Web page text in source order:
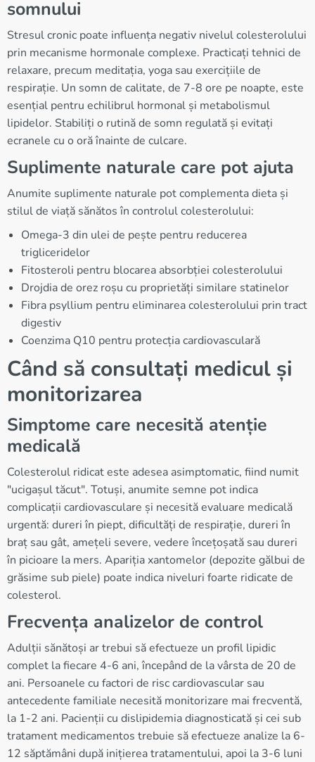
somnului
Stresul cronic poate influența negativ nivelul colesterolului
prin mecanisme hormonale complexe. Practicați tehnici de
relaxare, precum meditația, yoga sau exercițiile de
respirație. Un somn de calitate, de 7-8 ore pe noapte, este
esențial pentru echilibrul hormonal și metabolismul
lipidelor. Stabiliți o rutină de somn regulată și evitați
ecranele cu o oră înainte de culcare.
Suplimente naturale care pot ajuta
Anumite suplimente naturale pot complementa dieta și
stilul de viață sănătos în controlul colesterolului:
Omega-3 din ulei de pește pentru reducerea
trigliceridelor
Fitosteroli pentru blocarea absorbției colesterolului
Drojdia de orez roșu cu proprietăți similare statinelor
Fibra psyllium pentru eliminarea colesterolului prin tract
digestiv
Coenzima Q10 pentru protecția cardiovasculară
Când să consultați medicul și
monitorizarea
Simptome care necesită atenție
medicală
Colesterolul ridicat este adesea asimptomatic, fiind numit
"ucigașul tăcut". Totuși, anumite semne pot indica
complicații cardiovasculare și necesită evaluare medicală
urgentă: dureri în piept, dificultăți de respirație, dureri în
braț sau gât, amețeli severe, vedere încețoșată sau dureri
în picioare la mers. Apariția xantomelor (depozite gălbui de
grăsime sub piele) poate indica niveluri foarte ridicate de
colesterol.
Frecvența analizelor de control
Adulții sănătoși ar trebui să efectueze un profil lipidic
complet la fiecare 4-6 ani, începând de la vârsta de 20 de
ani. Persoanele cu factori de risc cardiovascular sau
antecedente familiale necesită monitorizare mai frecventă,
la 1-2 ani. Pacienții cu dislipidemia diagnosticată și cei sub
tratament medicamentos trebuie să efectueze analize la 6-
12 săptămâni după inițierea tratamentului, apoi la 3-6 luni